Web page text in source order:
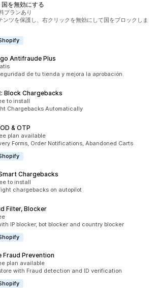
を無効にする
：75件
プランあり
ンツを保護し、右クリックを無効にして国をブロックしま
Antifraude Plus
52件
de tu tienda y mejora la aprobación.
Block Chargebacks
：39件
to install
Chargebacks Automatically
& OTP
：54件
plan available
Forms, Order Notifications, Abandoned Carts
Chargebacks
：80件
to install
chargebacks on autopilot
Filter, Blocker
22件
IP blocker, bot blocker and country blocker
Fraud Prevention
：10件
plan available
with Fraud detection and ID verification